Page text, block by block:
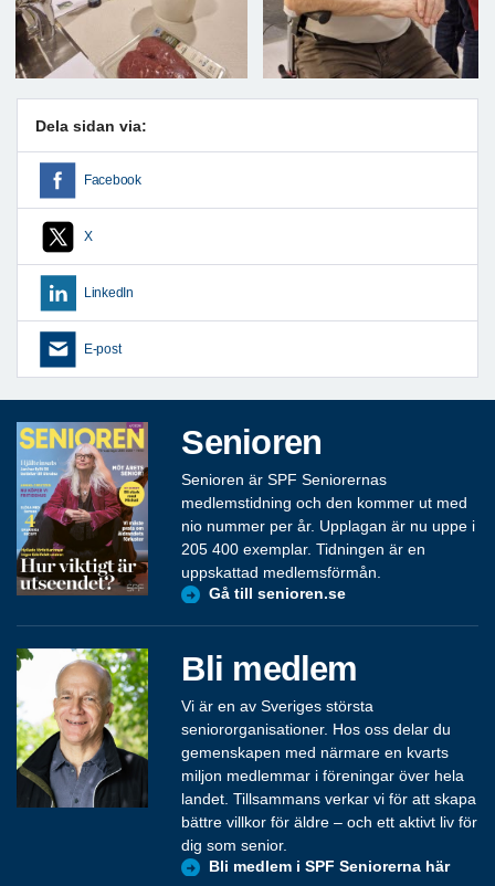
Dela sidan via:
Facebook
X
LinkedIn
E-post
Senioren
Senioren är SPF Seniorernas
medlemstidning och den kommer ut med
nio nummer per år. Upplagan är nu uppe i
205 400 exemplar. Tidningen är en
uppskattad medlemsförmån.
Gå till senioren.se
Bli medlem
Vi är en av Sveriges största
seniororganisationer. Hos oss delar du
gemenskapen med närmare en kvarts
miljon medlemmar i föreningar över hela
landet. Tillsammans verkar vi för att skapa
bättre villkor för äldre – och ett aktivt liv för
dig som senior.
Bli medlem i SPF Seniorerna här